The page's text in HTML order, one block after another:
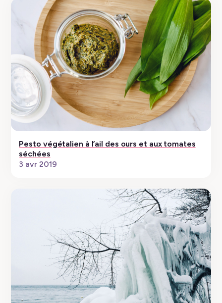
Pesto végétalien à l’ail des ours et aux tomates
séchées
3 avr 2019